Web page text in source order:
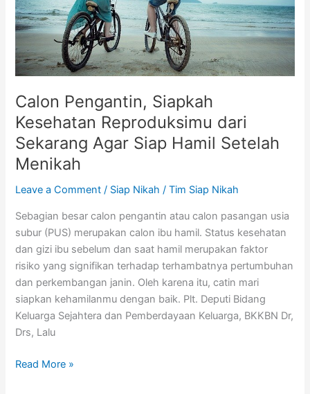
Calon Pengantin, Siapkah
Kesehatan Reproduksimu dari
Sekarang Agar Siap Hamil Setelah
Menikah
Leave a Comment / Siap Nikah /Tim Siap Nikah
Sebagian besar calon pengantin atau calon pasangan usia
subur (PUS) merupakan calon ibu hamil. Status kesehatan
dan gizi ibu sebelum dan saat hamil merupakan faktor
risiko yang signifikan terhadap terhambatnya pertumbuhan
dan perkembangan janin. Oleh karena itu, catin mari
siapkan kehamilanmu dengan baik. Plt. Deputi Bidang
Keluarga Sejahtera dan Pemberdayaan Keluarga, BKKBN Dr,
Drs, Lalu
Sekarang
Agar
Hamil
Setelah
Menikah
Read More »